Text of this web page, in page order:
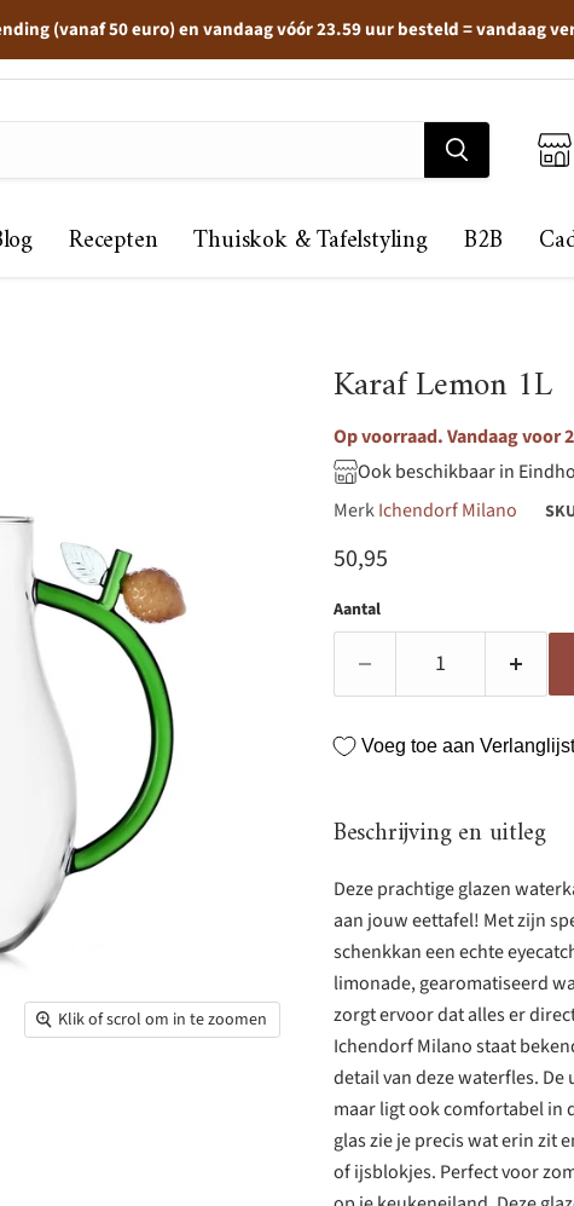
(vanaf 50 euro) en vandaag vóór 23.59 uur besteld = vandaag
Recepten Thuiskok & Tafelstyling B2B
Klik of scrol om in te zoomen
Karaf Lemon 1L
Op voorraad. Vandaag voor
Ook beschikbaar in
MerkIchendorf Milano
Huidige prijs
50,95
Aantal
Voeg toe aan
Beschrijving en uitleg
Deze prachtige glazen
aan jouw eettafel! Met zijn
schenkkan een echte
limonade, gearomatiseerd
zorgt ervoor dat alles er
Ichendorf Milano staat
detail van deze waterfles.
maar ligt ook comfortabel in
glas zie je precis wat erin zit
of ijsblokjes. Perfect voor